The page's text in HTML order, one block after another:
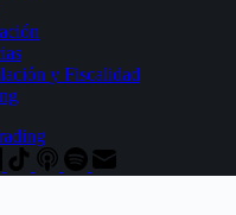
y Fiscalidad